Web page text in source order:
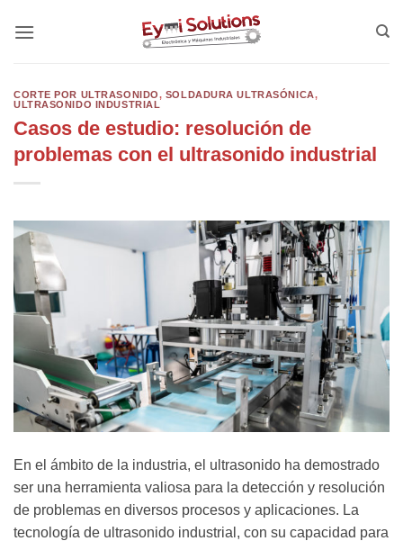
CORTE POR ULTRASONIDO, SOLDADURA ULTRASÓNICA,
ULTRASONIDO INDUSTRIAL
Casos de estudio: resolución de
problemas con el ultrasonido industrial
En el ámbito de la industria, el ultrasonido ha demostrado
ser una herramienta valiosa para la detección y resolución
de problemas en diversos procesos y aplicaciones. La
tecnología de ultrasonido industrial, con su capacidad para